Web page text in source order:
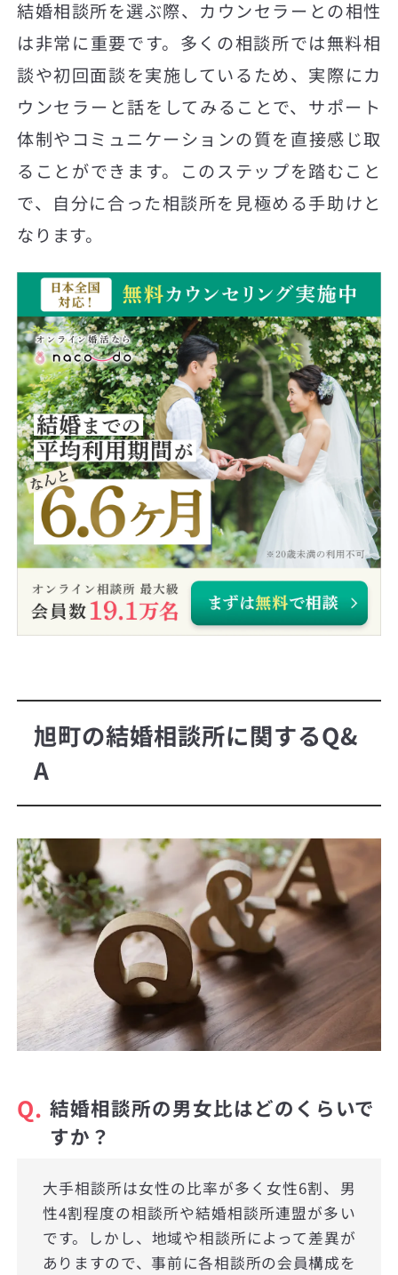
結婚相談所を選ぶ際、カウンセラーとの相性
は非常に重要です。多くの相談所では無料相
談や初回面談を実施しているため、実際にカ
ウンセラーと話をしてみることで、サポート
体制やコミュニケーションの質を直接感じ取
ることができます。このステップを踏むこと
で、自分に合った相談所を見極める手助けと
なります。
旭町の結婚相談所に関するQ&
A
Q. 結婚相談所の男女比はどのくらいで
すか？
大手相談所は女性の比率が多く女性6割、男
性4割程度の相談所や結婚相談所連盟が多い
です。しかし、地域や相談所によって差異が
ありますので、事前に各相談所の会員構成を